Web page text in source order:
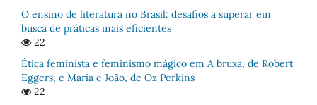
O ensino de literatura no Brasil: desafios a superar em
busca de práticas mais eficientes
22
Ética feminista e feminismo mágico em A bruxa, de Robert
Eggers, e Maria e João, de Oz Perkins
22